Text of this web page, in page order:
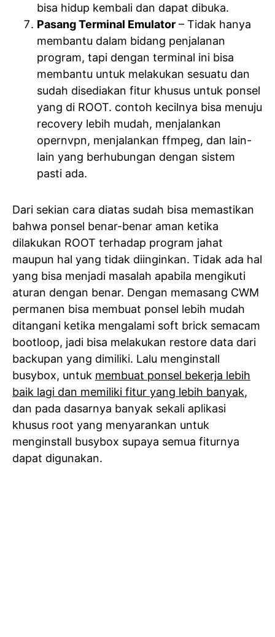
bisa hidup kembali dan dapat dibuka.
Pasang Terminal Emulator – Tidak hanya
membantu dalam bidang penjalanan
program, tapi dengan terminal ini bisa
membantu untuk melakukan sesuatu dan
sudah disediakan fitur khusus untuk ponsel
yang di ROOT. contoh kecilnya bisa menuju
recovery lebih mudah, menjalankan
opernvpn, menjalankan ffmpeg, dan lain-
lain yang berhubungan dengan sistem
pasti ada.
Dari sekian cara diatas sudah bisa memastikan
bahwa ponsel benar-benar aman ketika
dilakukan ROOT terhadap program jahat
maupun hal yang tidak diinginkan. Tidak ada hal
yang bisa menjadi masalah apabila mengikuti
aturan dengan benar. Dengan memasang CWM
permanen bisa membuat ponsel lebih mudah
ditangani ketika mengalami soft brick semacam
bootloop, jadi bisa melakukan restore data dari
backupan yang dimiliki. Lalu menginstall
busybox, untuk membuat ponsel bekerja lebih
baik lagi dan memiliki fitur yang lebih banyak,
dan pada dasarnya banyak sekali aplikasi
khusus root yang menyarankan untuk
menginstall busybox supaya semua fiturnya
dapat digunakan.